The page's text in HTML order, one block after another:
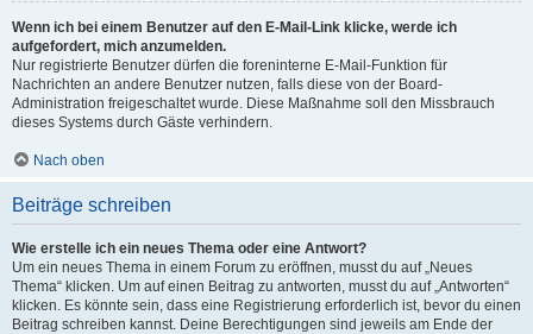
Wenn ich bei einem Benutzer auf den E-Mail-Link klicke, werde ich
aufgefordert, mich anzumelden.
Nur registrierte Benutzer dürfen die foreninterne E-Mail-Funktion für
Nachrichten an andere Benutzer nutzen, falls diese von der Board-
Administration freigeschaltet wurde. Diese Maßnahme soll den Missbrauch
dieses Systems durch Gäste verhindern.
Nach oben
Beiträge schreiben
Wie erstelle ich ein neues Thema oder eine Antwort?
Um ein neues Thema in einem Forum zu eröffnen, musst du auf „Neues
Thema“ klicken. Um auf einen Beitrag zu antworten, musst du auf „Antworten“
klicken. Es könnte sein, dass eine Registrierung erforderlich ist, bevor du einen
Beitrag schreiben kannst. Deine Berechtigungen sind jeweils am Ende der